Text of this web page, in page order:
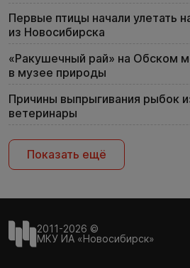
Первые птицы начали улетать
из Новосибирска
«Ракушечный рай» на Обском
в музее природы
Причины выпрыгивания рыбок
ветеринары
Показать ещё
2011-2026 ©
МКУ ИА «Новосибирск»